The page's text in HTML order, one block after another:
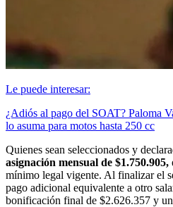
Le puede interesar:
¿Adiós al pago del SOAT? Paloma
lo asuma para motos hasta 250 cc
Quienes sean seleccionados y
asignación mensual de $1.750.905,
mínimo legal vigente. Al finalizar el
pago adicional equivalente a otro
bonificación final de $2.626.357 y